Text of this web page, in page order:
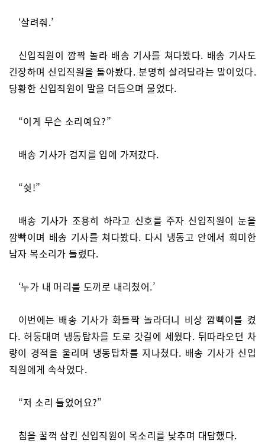
‘살려줘.’
신입직원이 깜짝 놀라 배송 기사를 쳐다봤다. 배송 기사도
긴장하며 신입직원을 돌아봤다. 분명히 살려달라는 말이었다.
당황한 신입직원이 말을 더듬으며 물었다.
“이게 무슨 소리예요?”
배송 기사가 검지를 입에 가져갔다.
“쉿!”
배송 기사가 조용히 하라고 신호를 주자 신입직원이 눈을
깜빡이며 배송 기사를 쳐다봤다. 다시 냉동고 안에서 희미한
남자 목소리가 들렸다.
‘누가 내 머리를 도끼로 내리쳤어.’
이번에는 배송 기사가 화들짝 놀라더니 비상 깜빡이를 켰
다. 허둥대며 냉동탑차를 도로 갓길에 세웠다. 뒤따라오던 차
량이 경적을 울리며 냉동탑차를 지나쳤다. 배송 기사가 신입
직원에게 속삭였다.
“저 소리 들었어요?”
침을 꿀꺽 삼킨 신입직원이 목소리를 낮추며 대답했다.